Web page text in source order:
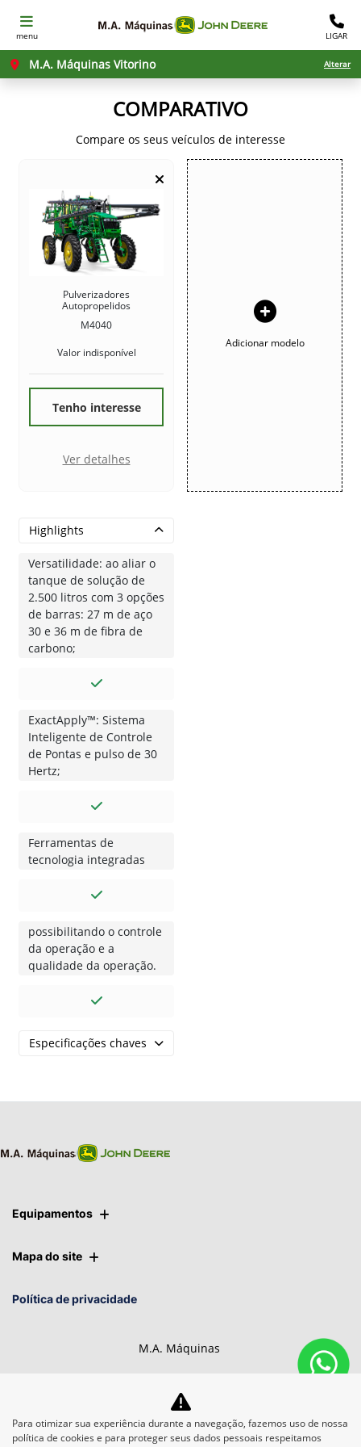
menu LIGAR
M.A. Máquinas Vitorino Alterar
COMPARATIVO
Compare os seus veículos de interesse
Pulverizadores
Autopropelidos
M4040
Valor indisponível
Tenho interesse
Ver detalhes
Adicionar modelo
Highlights
Versatilidade: ao aliar o
tanque de solução de
2.500 litros com 3 opções
de barras: 27 m de aço
30 e 36 m de fibra de
carbono;
ExactApply™: Sistema
Inteligente de Controle
de Pontas e pulso de 30
Hertz;
Ferramentas de
tecnologia integradas
possibilitando o controle
da operação e a
qualidade da operação.
Especificações chaves
Equipamentos
Mapa do site
Política de privacidade
M.A. Máquinas
Desacelere. Seu bem maior é a vida.
Para otimizar sua experiência durante a navegação, fazemos uso de nossa
política de cookies e para proteger seus dados pessoais respeitamos